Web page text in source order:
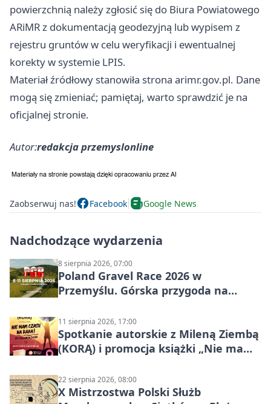
powierzchnią należy zgłosić się do Biura Powiatowego
ARiMR z dokumentacją geodezyjną lub wypisem z
rejestru gruntów w celu weryfikacji i ewentualnej
korekty w systemie LPIS.
Materiał źródłowy stanowiła strona arimr.gov.pl. Dane
mogą się zmieniać; pamiętaj, warto sprawdzić je na
oficjalnej stronie.
Autor:redakcja przemyslonline
Zaobserwuj nas! Facebook Google News
Nadchodzące wydarzenia
8 sierpnia 2026, 07:00
Poland Gravel Race 2026 w
Przemyślu. Górska przygoda na
11 sierpnia 2026, 17:00
Spotkanie autorskie z Mileną Ziembą
(KORĄ) i promocja książki „Nie mam
22 sierpnia 2026, 08:00
X Mistrzostwa Polski Służb